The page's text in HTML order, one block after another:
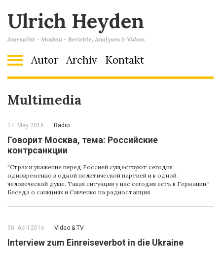
Ulrich Heyden
Journalist - Moskau - Berichte, Analysen & Videos
Autor Archiv Kontakt
Multimedia
27. May 2016 Radio
Говорит Москва, тема: Российские
контрсанкции
"Cтрах и уважение перед Россией существуют сегодня
одновременно в одной политической партией и в одной
человеческой душе. Такая ситуация у нас сегодня есть в Германии."
Беседа о санкциях и Савченко на радиостанция
30. April 2016 Video & ТV
Interview zum Einreiseverbot in die Ukraine